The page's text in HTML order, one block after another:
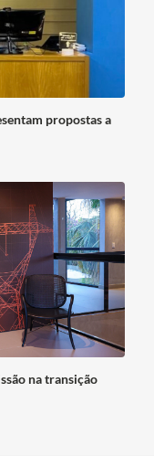
propostas a
na transição